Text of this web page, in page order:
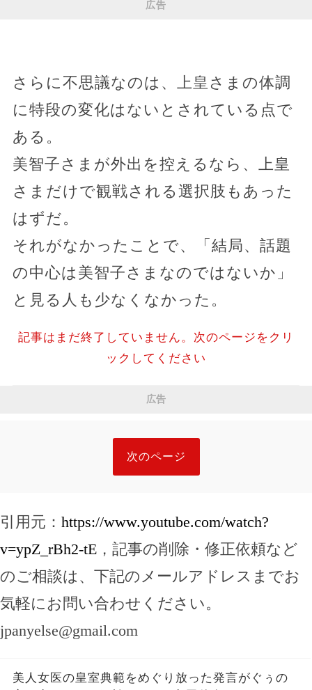
広告
さらに不思議なのは、上皇さまの体調
に特段の変化はないとされている点で
ある。
美智子さまが外出を控えるなら、上皇
さまだけで観戦される選択肢もあった
はずだ。
それがなかったことで、「結局、話題
の中心は美智子さまなのではないか」
と見る人も少なくなかった。
記事はまだ終了していません。次のページをクリ
ックしてください
広告
次のページ
引用元： https://www.youtube.com/watch?
v=ypZ_rBh2-tE ，記事の削除・修正依頼など
のご相談は、下記のメールアドレスまでお
気軽にお問い合わせください。
jpanyelse@gmail.com
美人女医の皇室典範をめぐり放った発言がぐぅの